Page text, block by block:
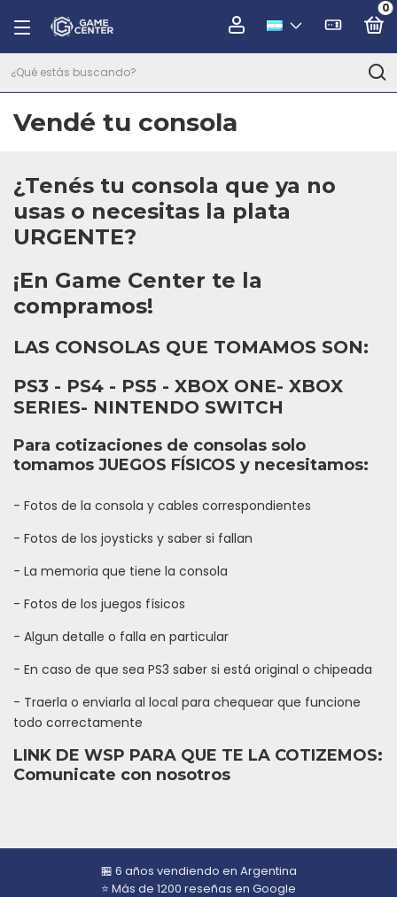
0
Vendé tu consola
¿Tenés tu consola que ya no
usas o necesitas la plata
URGENTE?
¡En Game Center te la
compramos!
LAS CONSOLAS QUE TOMAMOS SON:
PS3 - PS4 - PS5 - XBOX ONE- XBOX
SERIES- NINTENDO SWITCH
Para cotizaciones de consolas solo
tomamos JUEGOS FÍSICOS y necesitamos:
- Fotos de la consola y cables correspondientes
- Fotos de los joysticks y saber si fallan
- La memoria que tiene la consola
- Fotos de los juegos físicos
- Algun detalle o falla en particular
- En caso de que sea PS3 saber si está original o chipeada
- Traerla o enviarla al local para chequear que funcione
todo correctamente
LINK DE WSP PARA QUE TE LA COTIZEMOS:
Comunicate con nosotros
🏪 6 años vendiendo en Argentina
⭐ Más de 1200 reseñas en Google